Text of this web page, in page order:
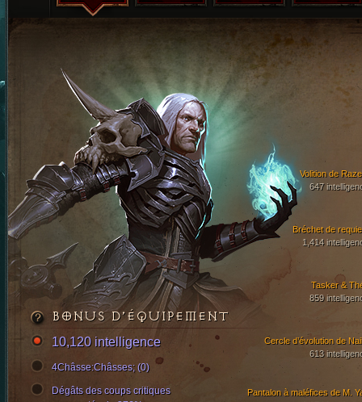
Bréchet de
1,414
Tasker &
859
Volition de
647
Pantalon à maléfices de M.
Cercle d’évolution de
613
BONUS D’ÉQUIPEMENT
10,120 intelligence
4Châsse:Châsses; (0)
Dégâts des coups critiques